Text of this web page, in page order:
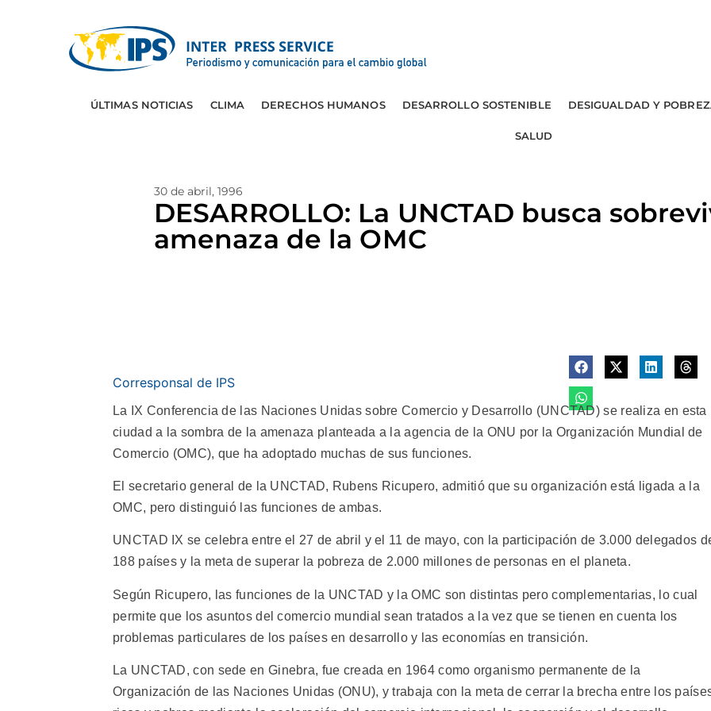
ÚLTIMAS NOTICIAS CLIMA DERECHOS HUMANOS DESARROLLO SOSTENIBLE DESIGUALDAD Y
SALUD
30 de abril, 1996
DESARROLLO: La UNCTAD busca
amenaza de la OMC
Corresponsal de IPS
La IX Conferencia de las Naciones Unidas sobre Comercio y Desarrollo (UNCTAD) se realiza en esta
ciudad a la sombra de la amenaza planteada a la agencia de la ONU por la Organización Mundial de
Comercio (OMC), que ha adoptado muchas de sus funciones.
El secretario general de la UNCTAD, Rubens Ricupero, admitió que su organización está ligada a la
OMC, pero distinguió las funciones de ambas.
UNCTAD IX se celebra entre el 27 de abril y el 11 de mayo, con la participación de 3.000 delegados
188 países y la meta de superar la pobreza de 2.000 millones de personas en el planeta.
Según Ricupero, las funciones de la UNCTAD y la OMC son distintas pero complementarias, lo cual
permite que los asuntos del comercio mundial sean tratados a la vez que se tienen en cuenta los
problemas particulares de los países en desarrollo y las economías en transición.
La UNCTAD, con sede en Ginebra, fue creada en 1964 como organismo permanente de la
Organización de las Naciones Unidas (ONU), y trabaja con la meta de cerrar la brecha entre los